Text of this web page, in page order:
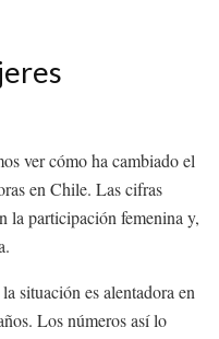
ver cómo ha cambiado el
en Chile. Las cifras
la participación femenina y,
situación es alentadora en
Los números así lo